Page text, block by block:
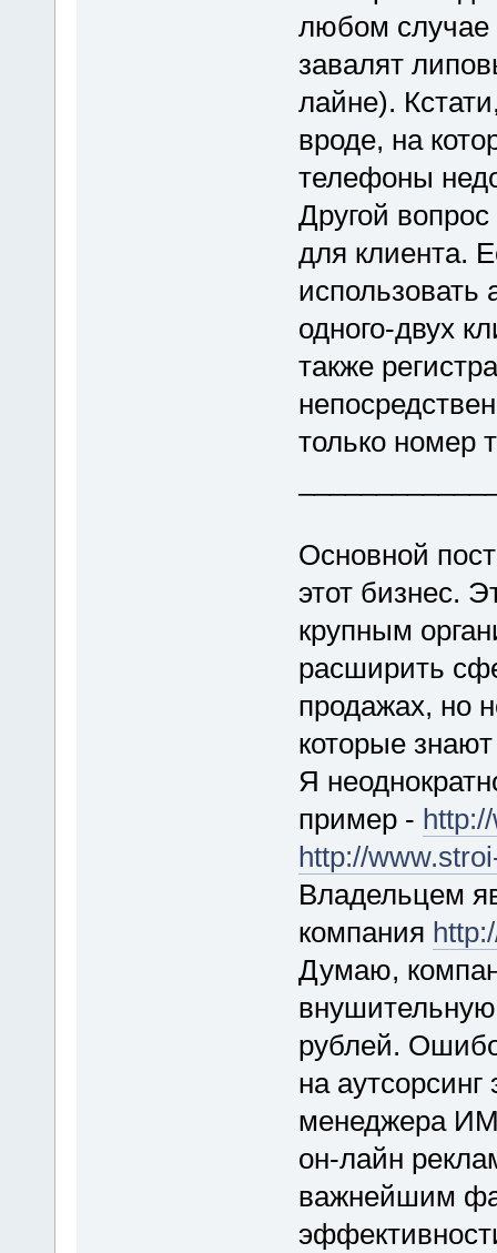
любом случае
завалят
лайне).
вроде, на
телефоны
Другой
для клиента.
использовать
одного-двух
также
только номер
Основной
этот бизнес.
крупным
расширить
продажах, но
которые
Я
пример -
http://
Владельцем
компания
Думаю,
рублей.
на
менеджера
он-лайн
важнейшим